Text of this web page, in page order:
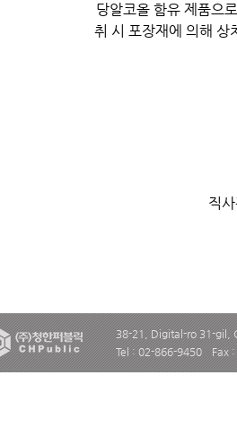
당알코올 함유 제품으
취 시 포장재에 의해 상
직
38-21, Digital-ro 31-gil,
Tel : 02-866-9450
Fax